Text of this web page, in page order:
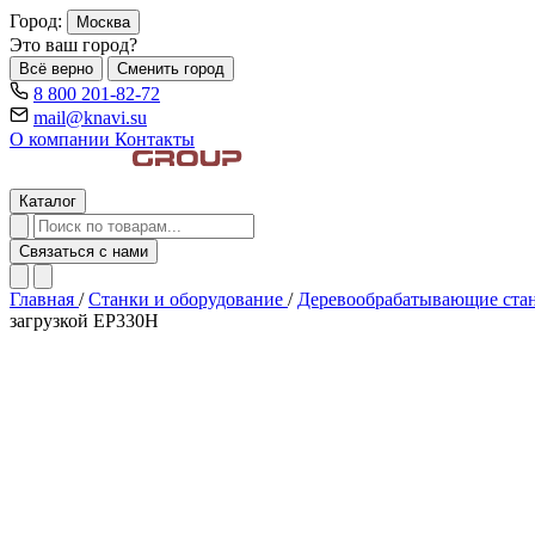
Город: Москва
Это ваш город?
Всё верно Сменить город
8 800 201-82-72
mail@knavi.su
О компании Контакты
Каталог
Связаться с нами
Главная / Станки и оборудование / Деревообрабатывающие
загрузкой EP330H